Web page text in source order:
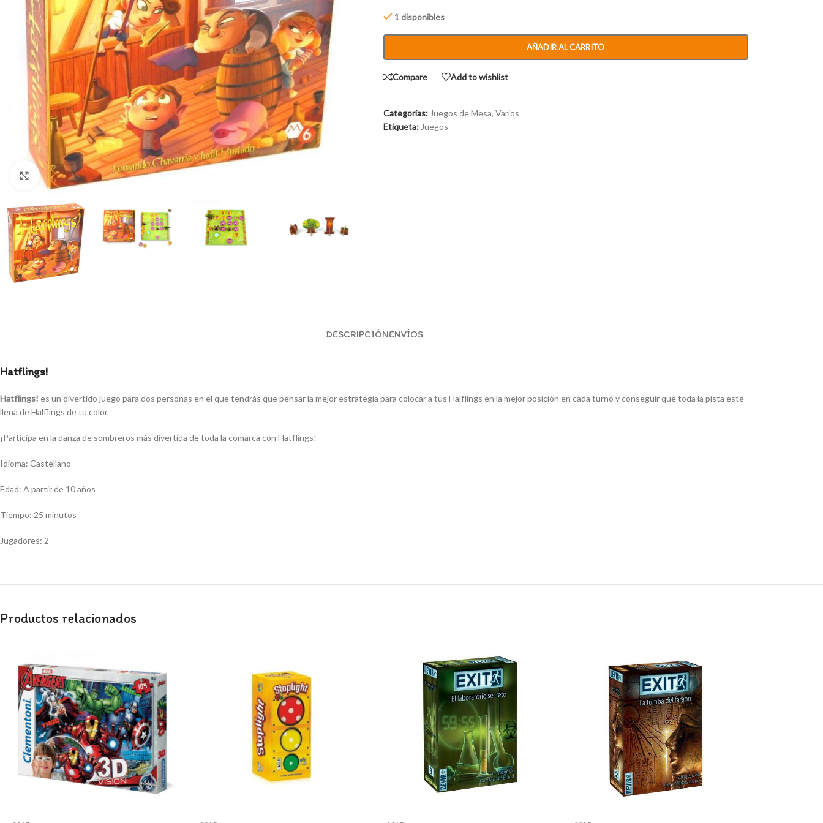
Click to enlarge
1 disponibles
AÑADIR AL CARRITO
Compare Add to wishlist
Categorías: Juegos de Mesa, Varios
Etiqueta: Juegos
DESCRIPCIÓNENVÍOS
Hatflings!
Hatflings! es un divertido juego para dos personas en el que tendrás que pensar la mejor estrategia para colocar a tus Halflings en la mejor posición en cada turno y conseguir que toda la pista esté
llena de Halflings de tu color.
¡Participa en la danza de sombreros más divertida de toda la comarca con Hatflings!
Idioma: Castellano
Edad: A partir de 10 años
Tiempo: 25 minutos
Jugadores: 2
Productos relacionados